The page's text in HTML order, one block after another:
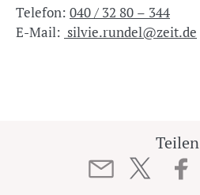
Telefon: 040 / 32 80 – 344
E-Mail: silvie.rundel@zeit.de
Teilen